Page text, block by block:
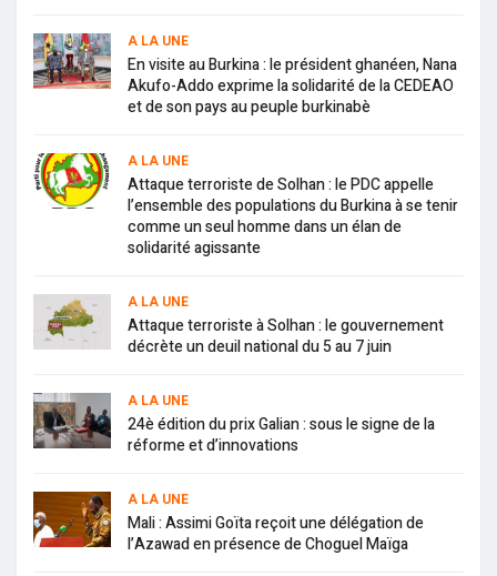
A LA UNE
En visite au Burkina : le président ghanéen, Nana
Akufo-Addo exprime la solidarité de la CEDEAO
et de son pays au peuple burkinabè
A LA UNE
Attaque terroriste de Solhan : le PDC appelle
l’ensemble des populations du Burkina à se tenir
comme un seul homme dans un élan de
solidarité agissante
A LA UNE
Attaque terroriste à Solhan : le gouvernement
décrète un deuil national du 5 au 7 juin
A LA UNE
24è édition du prix Galian : sous le signe de la
réforme et d’innovations
A LA UNE
Mali : Assimi Goïta reçoit une délégation de
l’Azawad en présence de Choguel Maïga